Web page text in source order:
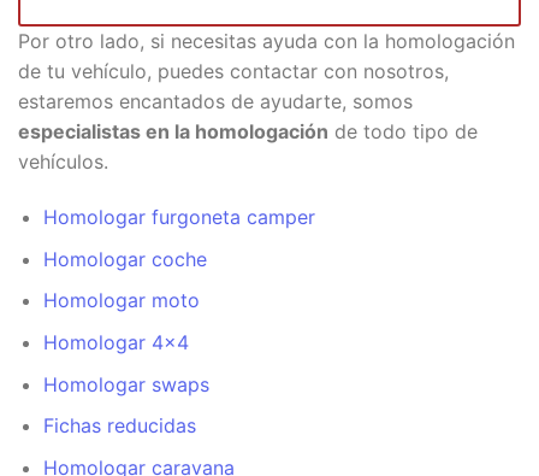
Por otro lado, si necesitas ayuda con la homologación
de tu vehículo, puedes contactar con nosotros,
estaremos encantados de ayudarte, somos
especialistas en la homologación de todo tipo de
vehículos.
Homologar furgoneta camper
Homologar coche
Homologar moto
Homologar 4×4
Homologar swaps
Fichas reducidas
Homologar caravana